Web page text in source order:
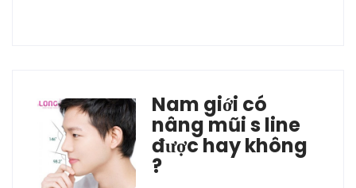
Nam giới có
nâng mũi s line
được hay không
?